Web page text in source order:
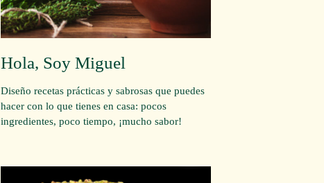
Hola, Soy Miguel
Diseño recetas prácticas y sabrosas que puedes
hacer con lo que tienes en casa: pocos
ingredientes, poco tiempo, ¡mucho sabor!